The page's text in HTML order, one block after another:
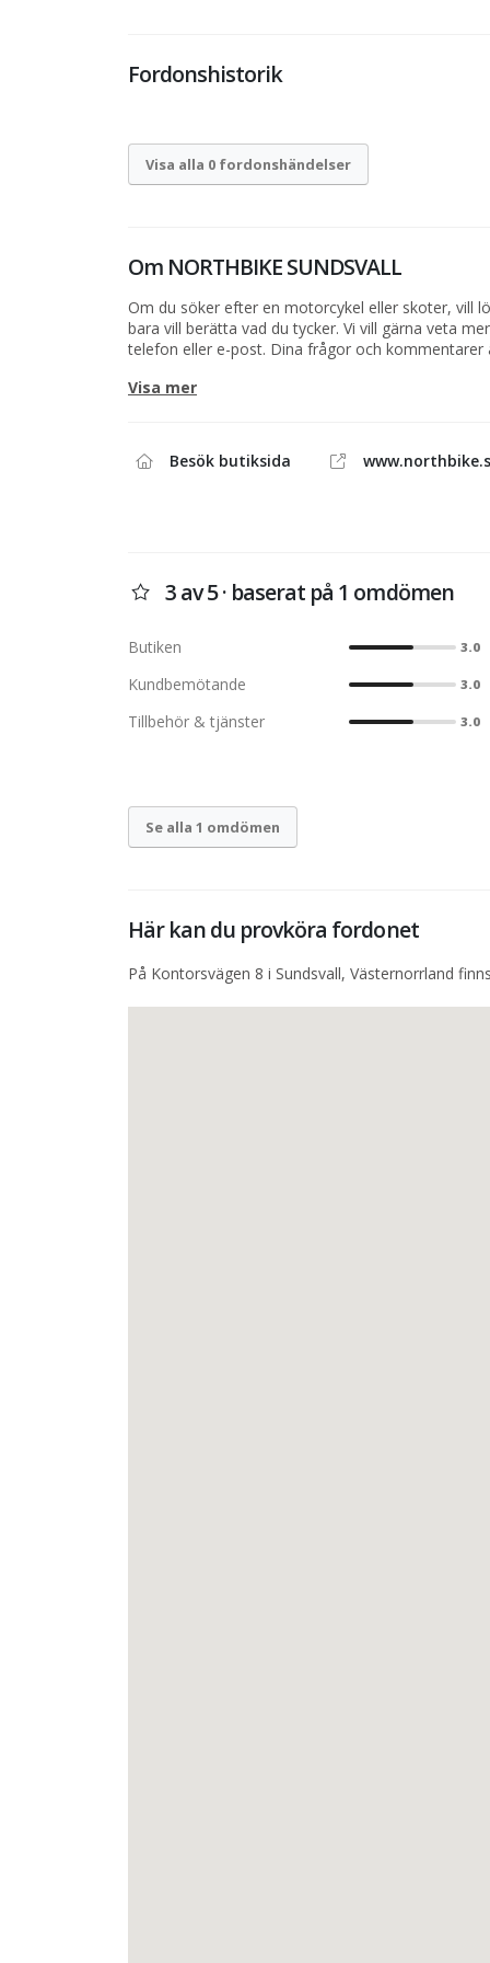
Fordonshistorik
Visa alla 0 fordonshändelser
Om NORTHBIKE SUNDSVALL
Om du söker efter en motorcykel eller skoter, vill
bara vill berätta vad du tycker. Vi vill gärna veta
telefon eller e-post. Dina frågor och kommentarer
skoter eller vattenskoter tveka inte att kontakta
besvarar vi din fråga så fort som möjligt.
Visa mer
Besök butiksida
3 av 5 · baserat på 1 omdömen
Butiken 3.0
Kundbemötande 3.0
Tillbehör & tjänster 3.0
Se alla 1 omdömen
Här kan du provköra fordonet
På Kontorsvägen 8 i Sundsvall, Västernorrland